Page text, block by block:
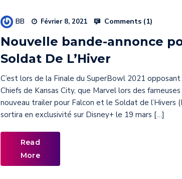
BB Février 8, 2021 Comments (1)
Nouvelle bande-annonce
Soldat De L’Hiver
C’est lors de la Finale du SuperBowl 2021
Chiefs de Kansas City, que Marvel lors des
nouveau trailer pour Falcon et le Soldat de l’Hivers
sortira en exclusivité sur Disney+ le 19 mars […]
Read
More